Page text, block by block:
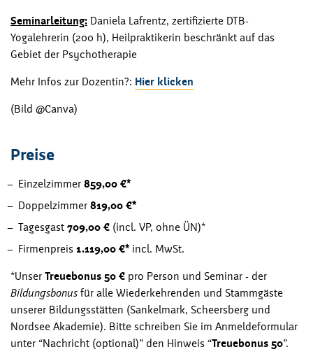
Seminarleitung: Daniela Lafrentz, zertifizierte DTB-
Yogalehrerin (200 h), Heilpraktikerin beschränkt auf das
Gebiet der Psychotherapie
Mehr Infos zur Dozentin?: Hier klicken
(Bild @Canva)
Preise
Einzelzimmer 859,00 €*
Doppelzimmer 819,00 €*
Tagesgast 709,00 € (incl. VP, ohne ÜN)*
Firmenpreis 1.119,00 €* incl. MwSt.
*Unser Treuebonus 50 € pro Person und Seminar - der
Bildungsbonus für alle Wiederkehrenden und Stammgäste
unserer Bildungsstätten (Sankelmark, Scheersberg und
Nordsee Akademie). Bitte schreiben Sie im Anmeldeformular
unter “Nachricht (optional)” den Hinweis “Treuebonus 50”.